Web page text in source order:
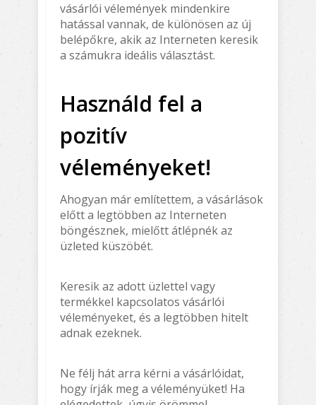
vásárlói vélemények mindenkire
hatással vannak, de különösen az új
belépőkre, akik az Interneten keresik
a számukra ideális választást.
Használd fel a
pozitív
véleményeket!
Ahogyan már említettem, a vásárlások
előtt a legtöbben az Interneten
böngésznek, mielőtt átlépnék az
üzleted küszöbét.
Keresik az adott üzlettel vagy
termékkel kapcsolatos vásárlói
véleményeket, és a legtöbben hitelt
adnak ezeknek.
Ne félj hát arra kérni a vásárlóidat,
hogy írják meg a véleményüket! Ha